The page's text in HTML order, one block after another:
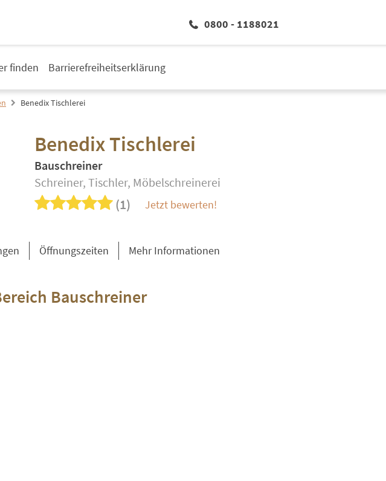
0800 - 1188021
finden Barrierefreiheitserklärung
Benedix Tischlerei
Benedix Tischlerei
Bauschreiner
Schreiner, Tischler, Möbelschreinerei
(1) Jetzt bewerten!
Öffnungszeiten Mehr Informationen
Bauschreiner